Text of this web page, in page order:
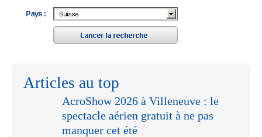
Articles au top
AcroShow 2026 à Villeneuve : le
spectacle aérien gratuit à ne pas
manquer cet été